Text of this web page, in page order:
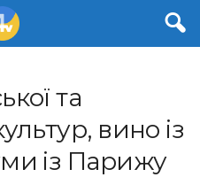
та
вино із
із Парижу